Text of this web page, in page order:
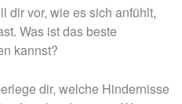
dir vor, wie es sich anfühlt,
Was ist das beste
kannst?
dir, welche Hindernisse